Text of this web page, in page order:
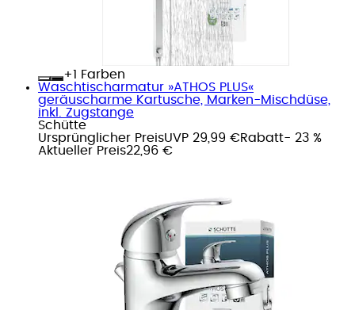
+
Farben
Waschtischarmatur »ATHOS PLUS«
geräuscharme Kartusche, Marken-Mischdüse,
inkl. Zugstange
Schütte
Ursprünglicher PreisUVP 29,99 €Rabatt- 23 %
Aktueller Preis22,96 €